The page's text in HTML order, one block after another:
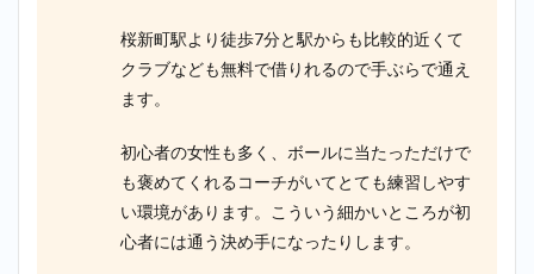
桜新町駅より徒歩7分と駅からも比較的近くて
クラブなども無料で借りれるので手ぶらで通え
ます。
初心者の女性も多く、ボールに当たっただけで
も褒めてくれるコーチがいてとても練習しやす
い環境があります。こういう細かいところが初
心者には通う決め手になったりします。